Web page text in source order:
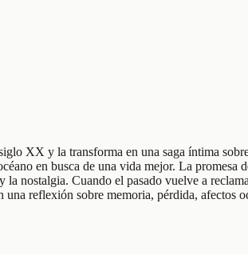
XX y la transforma en una saga íntima
en busca de una vida mejor. La promesa
nostalgia. Cuando el pasado vuelve a
reflexión sobre memoria, pérdida, afectos